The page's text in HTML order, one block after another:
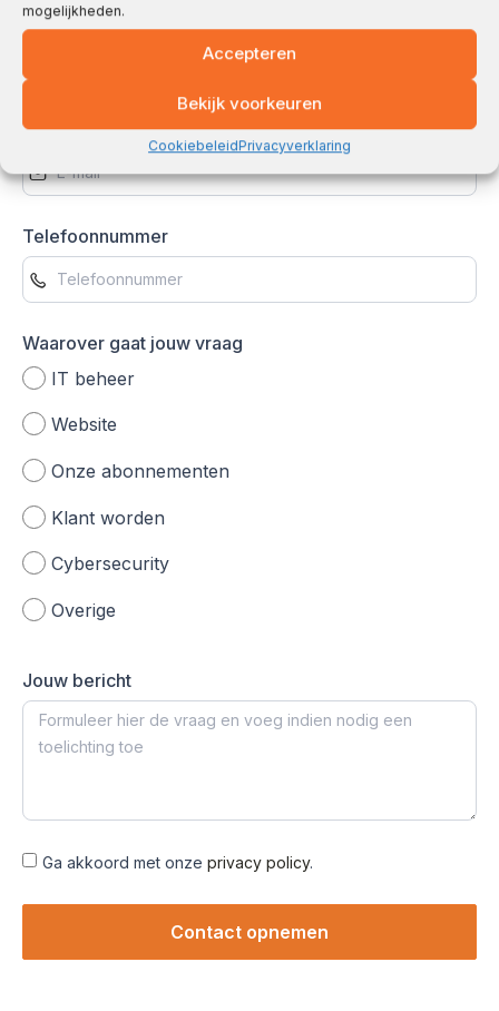
mogelijkheden.
Accepteren
Bekijk voorkeuren
CookiebeleidPrivacyverklaring
Bedrijfsnaam
E-mail
Telefoonnummer
Waarover gaat jouw vraag
IT beheer
Website
Onze abonnementen
Klant worden
Cybersecurity
Overige
Jouw bericht
Ga akkoord met onze privacy policy.
Contact opnemen